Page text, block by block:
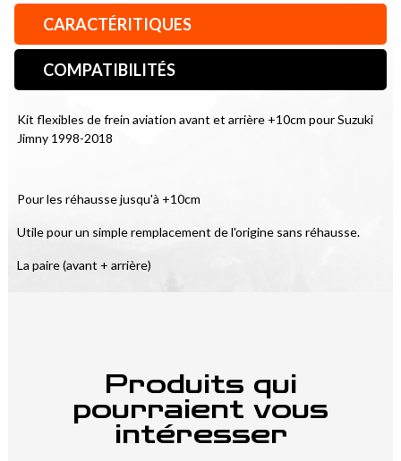
CARACTÉRITIQUES
COMPATIBILITÉS
Kit flexibles de frein aviation avant et arrière +10cm pour Suzuki
Jimny 1998-2018
Pour les réhausse jusqu'à +10cm
Utile pour un simple remplacement de l'origine sans réhausse.
La paire (avant + arrière)
Produits qui
pourraient vous
intéresser